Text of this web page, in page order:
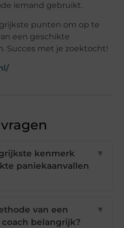
iemand gebruikt.
punten om op te
een geschikte
Succes met je zoektocht!
kenmerk
paniekaanvallen
▼
van een
belangrijk?
▼